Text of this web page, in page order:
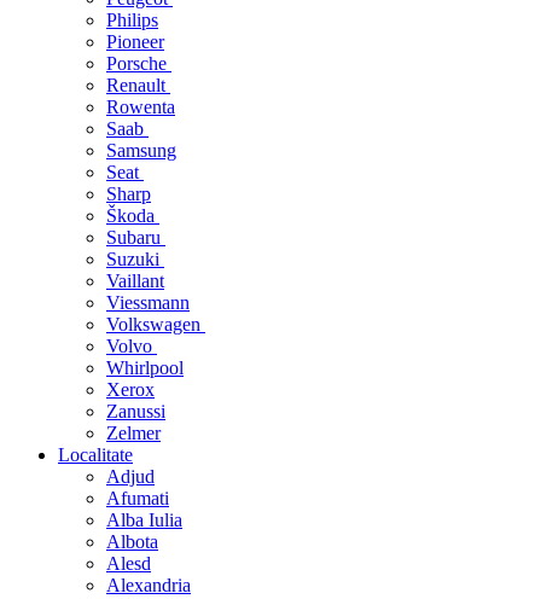
Philips
Pioneer
Porsche
Renault
Rowenta
Saab
Samsung
Seat
Sharp
Škoda
Subaru
Suzuki
Vaillant
Viessmann
Volkswagen
Volvo
Whirlpool
Xerox
Zanussi
Zelmer
Localitate
Adjud
Afumati
Alba Iulia
Albota
Alesd
Alexandria